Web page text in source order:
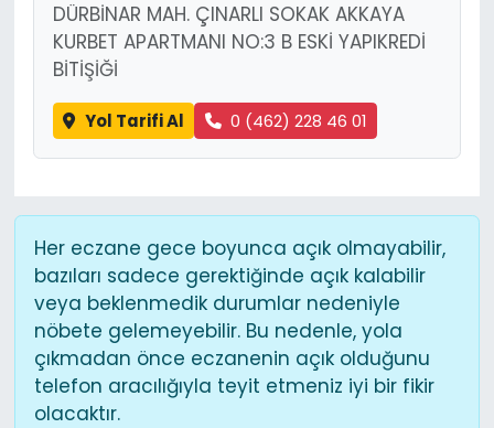
DÜRBİNAR MAH. ÇINARLI SOKAK AKKAYA
KURBET APARTMANI NO:3 B ESKİ YAPIKREDİ
BİTİŞİĞİ
Yol Tarifi Al 0 (462) 228 46 01
Her eczane gece boyunca açık olmayabilir,
bazıları sadece gerektiğinde açık kalabilir
veya beklenmedik durumlar nedeniyle
nöbete gelemeyebilir. Bu nedenle, yola
çıkmadan önce eczanenin açık olduğunu
telefon aracılığıyla teyit etmeniz iyi bir fikir
olacaktır.